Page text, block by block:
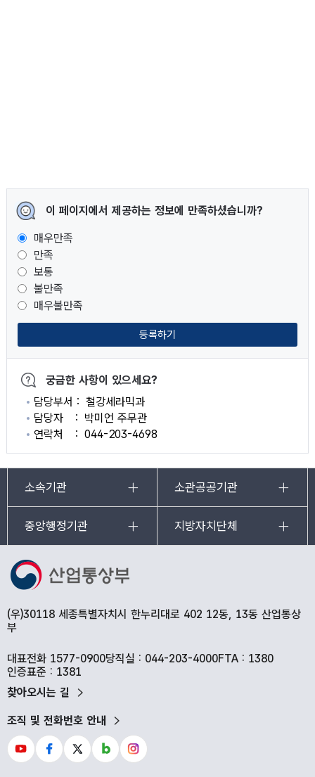
이 페이지에서 제공하는 정보에 만족하셨습니까?
매우만족
만족
보통
불만족
매우불만족
등록하기
궁금한 사항이 있으세요?
담당부서
철강세라믹과
담당자
박미언 주무관
연락처
044-203-4698
소속기관 소관공공기관
중앙행정기관 지방자치단체
(우)30118 세종특별자치시 한누리대로 402 12동, 13동 산업통상
부
대표전화 1577-0900당직실 : 044-203-4000FTA : 1380
인증표준 : 1381
찾아오시는 길
조직 및 전화번호 안내